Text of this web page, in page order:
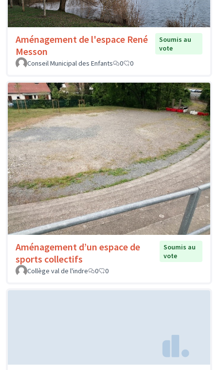
Aménagement de l'espace René
Messon
Soumis au
vote
Conseil Municipal des Enfants
0 0
Aménagement d’un espace de
sports collectifs
Soumis au
vote
Collège val de l'indre
0 0